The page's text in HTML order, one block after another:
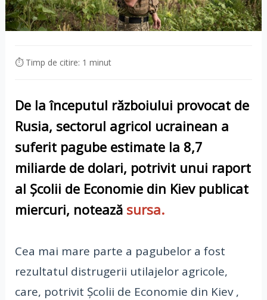
⏱ Timp de citire: 1 minut
De la începutul războiului provocat de
Rusia, sectorul agricol ucrainean a
suferit pagube estimate la 8,7
miliarde de dolari, potrivit unui raport
al Școlii de Economie din Kiev publicat
miercuri, notează sursa.
Cea mai mare parte a pagubelor a fost
rezultatul distrugerii utilajelor agricole,
care, potrivit Școlii de Economie din Kiev ,